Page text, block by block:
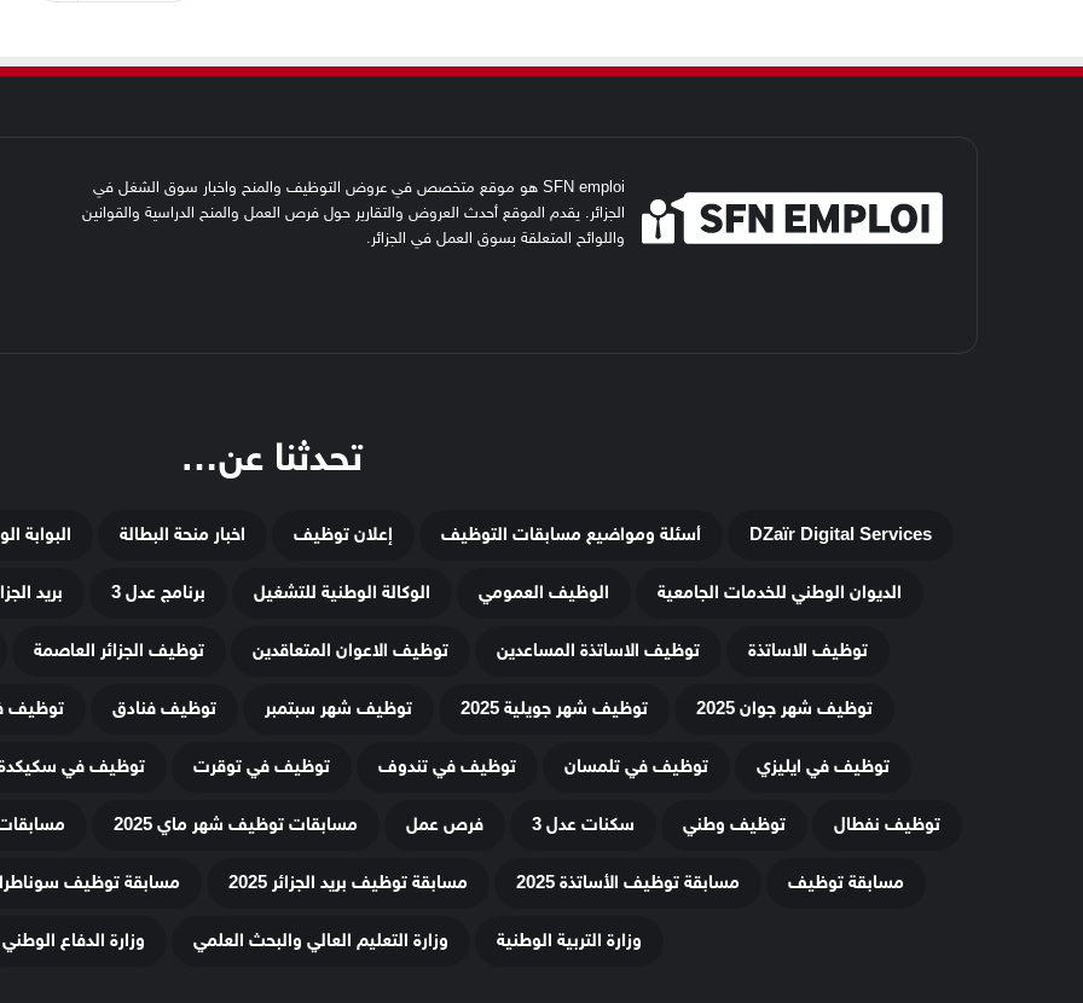
SFN emploi هو موقع متخصص في عروض التوظيف والمنح واخبار سوق الشغل في
الجزائر. يقدم الموقع أحدث العروض والتقارير حول فرص العمل والمنح الدراسية والقوانين
واللوائح المتعلقة بسوق العمل في الجزائر.
تحدثنا عن…
DZaïr Digital Services أسئلة ومواضيع مسابقات التوظيف إعلان توظيف اخبار منحة البطالة البوابة
الديوان الوطني للخدمات الجامعية الوظيف العمومي الوكالة الوطنية للتشغيل برنامج عدل 3 بريد
توظيف الاساتذة توظيف الاساتذة المساعدين توظيف الاعوان المتعاقدين توظيف الجزائر العاصمة
توظيف شهر جوان 2025 توظيف شهر جويلية 2025 توظيف شهر سبتمبر توظيف فنادق توظيف
توظيف في ايليزي توظيف في تلمسان توظيف في تندوف توظيف في توقرت توظيف في
توظيف نفطال توظيف وطني سكنات عدل 3 فرص عمل مسابقات توظيف شهر ماي 2025
مسابقة توظيف مسابقة توظيف الأساتذة 2025 مسابقة توظيف بريد الجزائر 2025 مسابقة توظيف سوناطراك
وزارة التربية الوطنية وزارة التعليم العالي والبحث العلمي وزارة الدفاع الوطني